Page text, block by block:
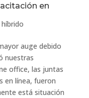
en
auge debido
nuestras
office, las juntas
en línea, fueron
está situación